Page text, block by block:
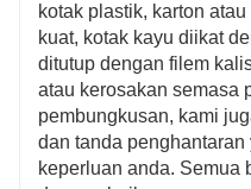
kotak plastik, karton
kuat, kotak kayu diikat
ditutup dengan filem
atau kerosakan semasa
pembungkusan, kami
dan tanda
keperluan anda. Semua